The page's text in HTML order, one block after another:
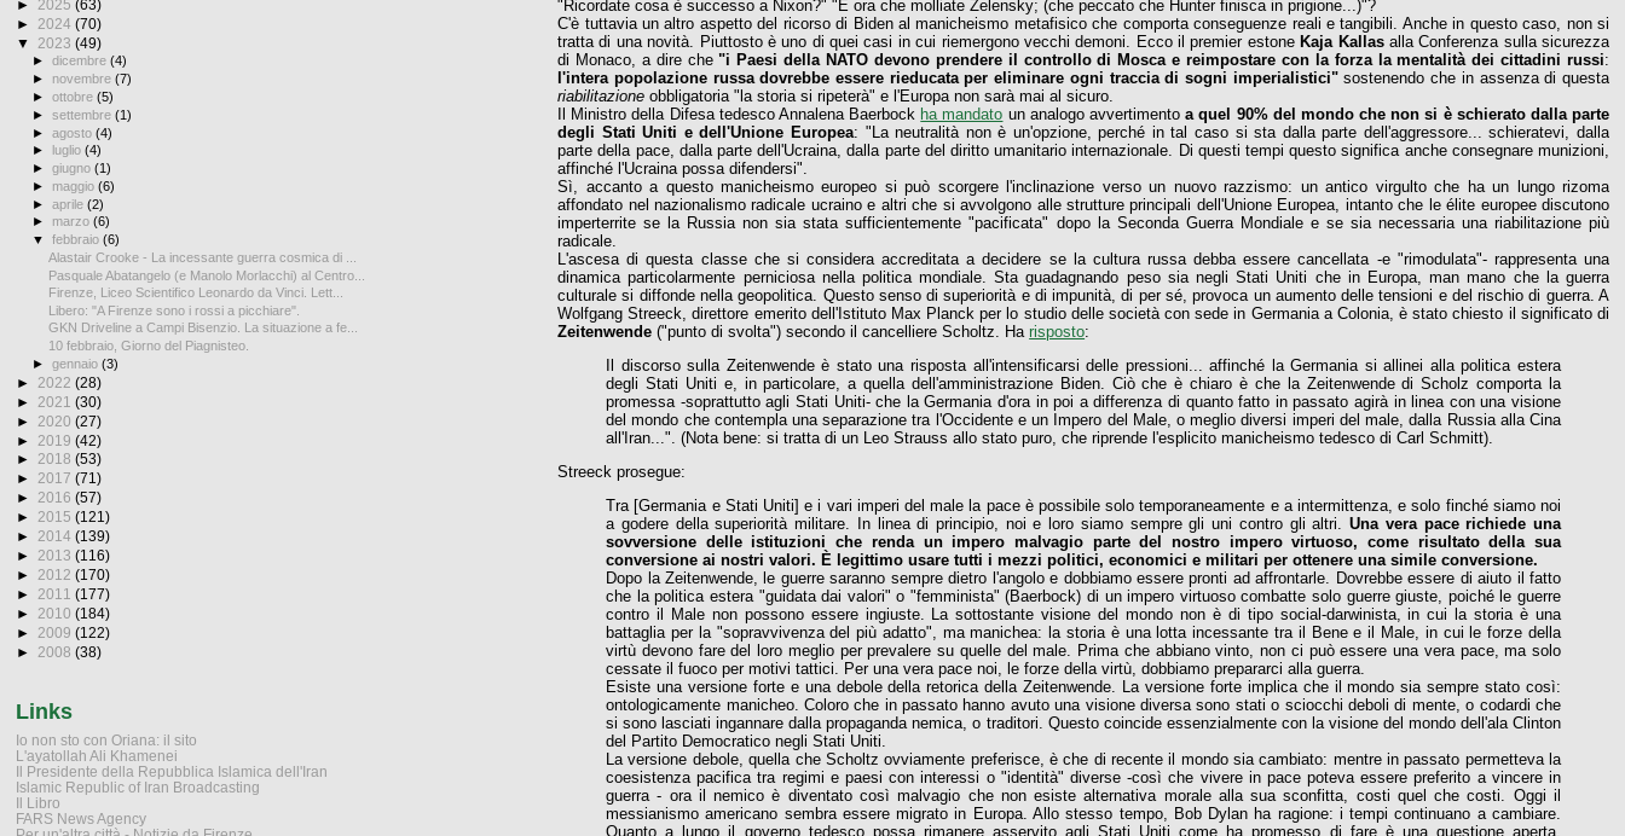
"Ricordate cosa è successo a Nixon?" "È ora che molliate Zelensky; (che peccato che Hunter finisca in prigione...)"?
C'è tuttavia un altro aspetto del ricorso di Biden al manicheismo metafisico che comporta conseguenze reali e tangibili. Anche in questo caso, non si
tratta di una novità. Piuttosto è uno di quei casi in cui riemergono vecchi demoni. Ecco il premier estone Kaja Kallasalla Conferenza sulla sicurezza
di Monaco, a dire che"i Paesi della NATO devono prendere il controllo di Mosca e reimpostare con la forza la mentalità dei cittadini russi:
l'intera popolazione russa dovrebbe essere rieducata per eliminare ogni traccia di sogni imperialistici"sostenendo che in assenza di questa
riabilitazione obbligatoria "la storia si ripeterà" e l'Europa non sarà mai al sicuro.
Il Ministro della Difesa tedesco Annalena Baerbock ha mandato un analogo avvertimentoa quel 90% del mondo che non si è schierato dalla parte
degli Stati Uniti e dell'Unione Europea: "La neutralità non è un'opzione, perché in tal caso si sta dalla parte dell'aggressore... schieratevi, dalla
parte della pace, dalla parte dell'Ucraina, dalla parte del diritto umanitario internazionale. Di questi tempi questo significa anche consegnare munizioni,
affinché l'Ucraina possa difendersi".
Sì, accanto a questo manicheismo europeo si può scorgere l'inclinazione verso un nuovo razzismo: un antico virgulto che ha un lungo rizoma
affondato nel nazionalismo radicale ucraino e altri che si avvolgono alle strutture principali dell'Unione Europea, intanto che le élite europee discutono
imperterrite se la Russia non sia stata sufficientemente "pacificata" dopo la Seconda Guerra Mondiale e se sia necessaria una riabilitazione più
radicale.
L'ascesa di questa classe che si considera accreditata a decidere se la cultura russa debba essere cancellata -e "rimodulata"- rappresenta una
dinamica particolarmente perniciosa nella politica mondiale. Sta guadagnando peso sia negli Stati Uniti che in Europa, man mano che la guerra
culturale si diffonde nella geopolitica. Questo senso di superiorità e di impunità, di per sé, provoca un aumento delle tensioni e del rischio di guerra. A
Wolfgang Streeck, direttore emerito dell'Istituto Max Planck per lo studio delle società con sede in Germania a Colonia, è stato chiesto il significato di
Zeitenwende ("punto di svolta") secondo il cancelliere Scholtz. Harisposto:
Il discorso sulla Zeitenwende è stato una risposta all'intensificarsi delle pressioni... affinché la Germania si allinei alla politica estera
degli Stati Uniti e, in particolare, a quella dell'amministrazione Biden. Ciò che è chiaro è che la Zeitenwende di Scholz comporta la
promessa -soprattutto agli Stati Uniti- che la Germania d'ora in poi a differenza di quanto fatto in passato agirà in linea con una visione
del mondo che contempla una separazione tra l'Occidente e un Impero del Male, o meglio diversi imperi del male, dalla Russia alla Cina
all'Iran...". (Nota bene: si tratta di un Leo Strauss allo stato puro, che riprende l'esplicito manicheismo tedesco di Carl Schmitt).
Streeck prosegue:
Tra [Germania e Stati Uniti] e i vari imperi del male la pace è possibile solo temporaneamente e a intermittenza, e solo finché siamo noi
a godere della superiorità militare. In linea di principio, noi e loro siamo sempre gli uni contro gli altri.Una vera pace richiede una
sovversione delle istituzioni che renda un impero malvagio parte del nostro impero virtuoso, come risultato della sua
conversione ai nostri valori. È legittimo usare tutti i mezzi politici, economici e militari per ottenere una simile conversione.
Dopo la Zeitenwende, le guerre saranno sempre dietro l'angolo e dobbiamo essere pronti ad affrontarle. Dovrebbe essere di aiuto il fatto
che la politica estera "guidata dai valori" o "femminista" (Baerbock) di un impero virtuoso combatte solo guerre giuste, poiché le guerre
contro il Male non possono essere ingiuste. La sottostante visione del mondo non è di tipo social-darwinista, in cui la storia è una
battaglia per la "sopravvivenza del più adatto", ma manichea: la storia è una lotta incessante tra il Bene e il Male, in cui le forze della
virtù devono fare del loro meglio per prevalere su quelle del male. Prima che abbiano vinto, non ci può essere una vera pace, ma solo
cessate il fuoco per motivi tattici. Per una vera pace noi, le forze della virtù, dobbiamo prepararci alla guerra.
Esiste una versione forte e una debole della retorica della Zeitenwende. La versione forte implica che il mondo sia sempre stato così:
ontologicamente manicheo. Coloro che in passato hanno avuto una visione diversa sono stati o sciocchi deboli di mente, o codardi che
si sono lasciati ingannare dalla propaganda nemica, o traditori. Questo coincide essenzialmente con la visione del mondo dell'ala Clinton
del Partito Democratico negli Stati Uniti.
La versione debole, quella che Scholtz ovviamente preferisce, è che di recente il mondo sia cambiato: mentre in passato permetteva la
coesistenza pacifica tra regimi e paesi con interessi o "identità" diverse -così che vivere in pace poteva essere preferito a vincere in
guerra - ora il nemico è diventato così malvagio che non esiste alternativa morale alla sua sconfitta, costi quel che costi. Oggi il
messianismo americano sembra essere migrato in Europa. Allo stesso tempo, Bob Dylan ha ragione: i tempi continuano a cambiare.
Quanto a lungo il governo tedesco possa rimanere asservito agli Stati Uniti come ha promesso di fare è una questione aperta,
► 2025 (63)
► 2024 (70)
▼ 2023 (49)
►dicembre(4)
► novembre(7)
►ottobre(5)
►settembre(1)
►agosto(4)
►
luglio(4)
►giugno(1)
► maggio(6)
►aprile(2)
► marzo(6)
▼febbraio(6)
Alastair Crooke - La incessante guerra cosmica di ...
Pasquale Abatangelo (e Manolo Morlacchi) al Centro...
Firenze, Liceo Scientifico Leonardo da Vinci. Lett...
Libero: "A Firenze sono i rossi a picchiare".
GKN Driveline a Campi Bisenzio. La situazione a fe...
10 febbraio, Giorno del Piagnisteo.
►gennaio(3)
► 2022 (28)
► 2021 (30)
► 2020 (27)
► 2019 (42)
► 2018 (53)
► 2017 (71)
► 2016 (57)
► 2015 (121)
► 2014 (139)
► 2013 (116)
► 2012 (170)
► 2011 (177)
► 2010 (184)
► 2009 (122)
► 2008 (38)
Links
Io non sto con Oriana: il sito
L'ayatollah Ali Khamenei
Il Presidente della Repubblica Islamica dell'Iran
Islamic Republic of Iran Broadcasting
Il Libro
FARS News Agency